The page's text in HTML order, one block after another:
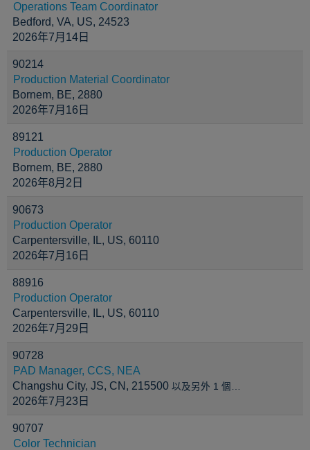
Operations Team Coordinator
Bedford, VA, US, 24523
2026年7月14日
90214
Production Material Coordinator
Bornem, BE, 2880
2026年7月16日
89121
Production Operator
Bornem, BE, 2880
2026年8月2日
90673
Production Operator
Carpentersville, IL, US, 60110
2026年7月16日
88916
Production Operator
Carpentersville, IL, US, 60110
2026年7月29日
90728
PAD Manager, CCS, NEA
Changshu City, JS, CN, 215500 以及另外 1 個…
2026年7月23日
90707
Color Technician